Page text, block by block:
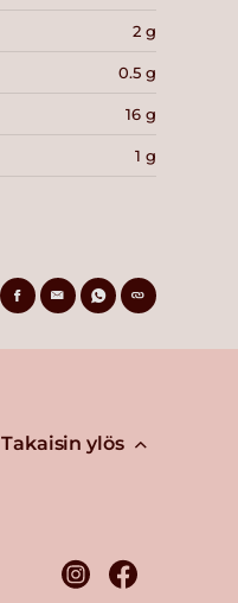
2 g
0.5 g
16 g
1 g
Takaisin ylös